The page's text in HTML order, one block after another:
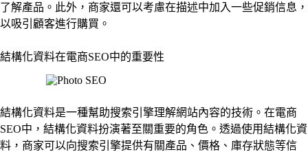
了解產品。此外，商家還可以考慮在描述中加入一些促銷信息，
以吸引顧客進行購買。
結構化資料在電商SEO中的重要性
結構化資料是一種幫助搜索引擎理解網站內容的技術。在電商
SEO中，結構化資料扮演著至關重要的角色。透過使用結構化資
料，商家可以向搜索引擎提供有關產品、價格、庫存狀態等信